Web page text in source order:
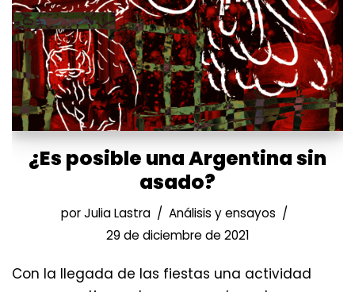
¿Es posible una Argentina sin
asado?
porJulia Lastra
Análisis y ensayos
29 de diciembre de 2021
Con la llegada de las fiestas una actividad